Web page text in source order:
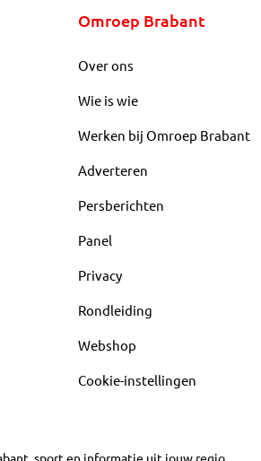
Omroep Brabant
Over ons
Wie is wie
Werken bij Omroep Brabant
Adverteren
Persberichten
Panel
Privacy
Rondleiding
Webshop
Cookie-instellingen
sport en informatie uit jouw regio.